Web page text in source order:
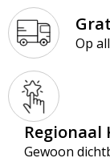
Op
Regionaal
Gewoon